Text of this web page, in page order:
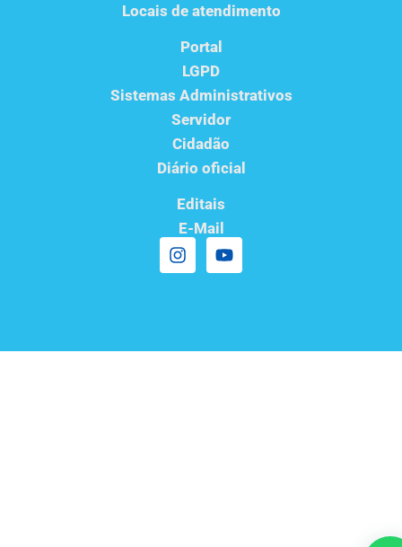
Locais de atendimento
Portal
LGPD
Sistemas Administrativos
Servidor
Cidadão
Diário oficial
Editais
E-Mail